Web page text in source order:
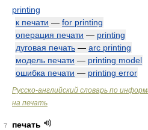
printing
к печати — for printing
операция печати — printing
дуговая печать — arc printing
модель печати — printing model
ошибка печати — printing error
Русско-английский словарь по
на печать
7
печать